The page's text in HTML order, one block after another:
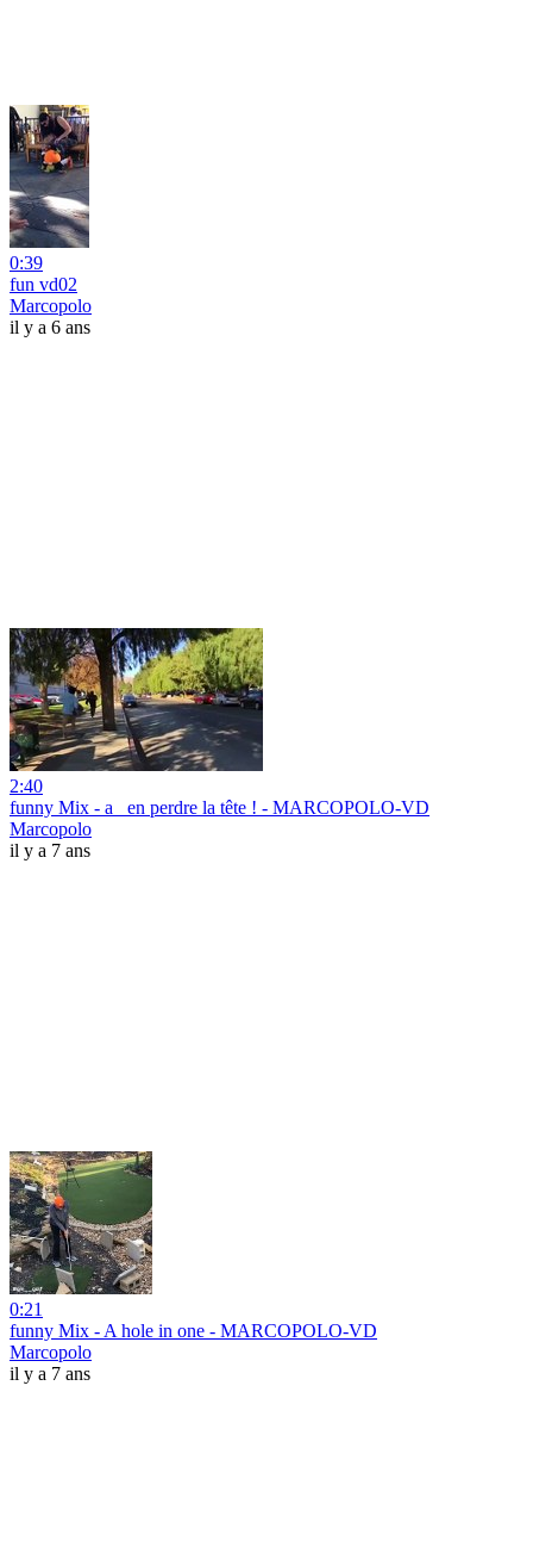
0:39
fun vd02
Marcopolo
il y a 6 ans
2:40
funny Mix - a_ en perdre la tête ! - MARCOPOLO-VD
Marcopolo
il y a 7 ans
0:21
funny Mix - A hole in one - MARCOPOLO-VD
Marcopolo
il y a 7 ans